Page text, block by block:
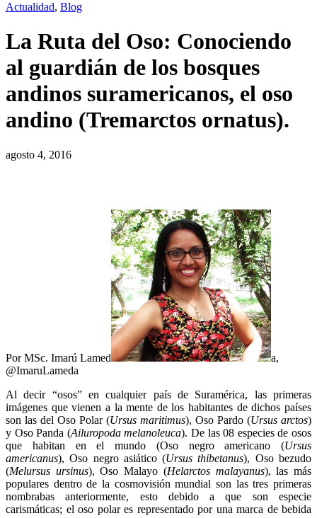
Actualidad, Blog
La Ruta del Oso: Conociendo
al guardián de los bosques
andinos suramericanos, el oso
andino (Tremarctos ornatus).
agosto 4, 2016
Por MSc. Imarú Lamed
a,
@ImaruLameda
Al decir “osos” en cualquier país de Suramérica, las primeras
imágenes que vienen a la mente de los habitantes de dichos países
son las del Oso Polar (Ursus maritimus), Oso Pardo (Ursus arctos)
y Oso Panda (Ailuropoda melanoleuca). De las 08 especies de osos
que habitan en el mundo (Oso negro americano (Ursus
americanus), Oso negro asiático (Ursus thibetanus), Oso bezudo
(Melursus ursinus), Oso Malayo (Helarctos malayanus), las más
populares dentro de la cosmovisión mundial son las tres primeras
nombrabas anteriormente, esto debido a que son especie
carismáticas; el oso polar es representado por una marca de bebida